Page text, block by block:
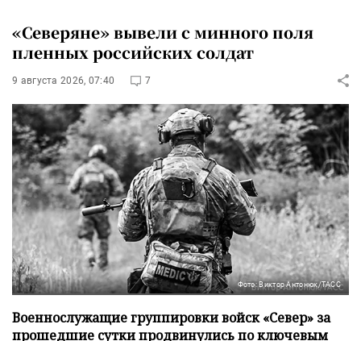
«Северяне» вывели с минного поля
пленных российских солдат
9 августа 2026, 07:40 7
Фото: Виктор Антонюк/ТАСС
Военнослужащие группировки войск «Север» за
прошедшие сутки продвинулись по ключевым